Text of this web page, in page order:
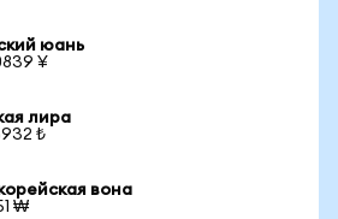
юань
¥
лира
₺
вона
₩